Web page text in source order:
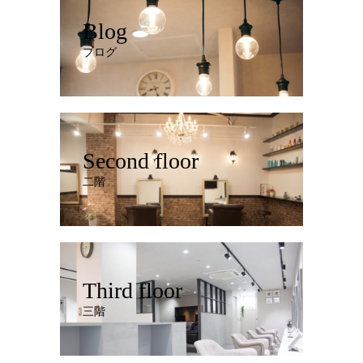
Blog
ブログ
Second floor
二階
Third floor
三階